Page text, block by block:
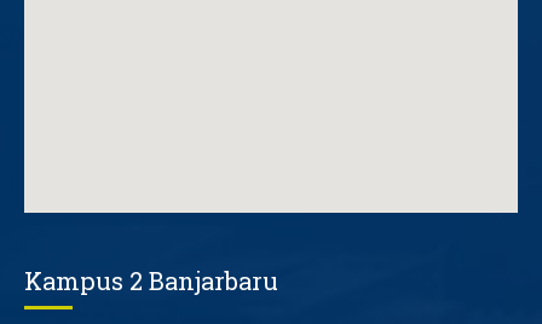
Kampus 2 Banjarbaru